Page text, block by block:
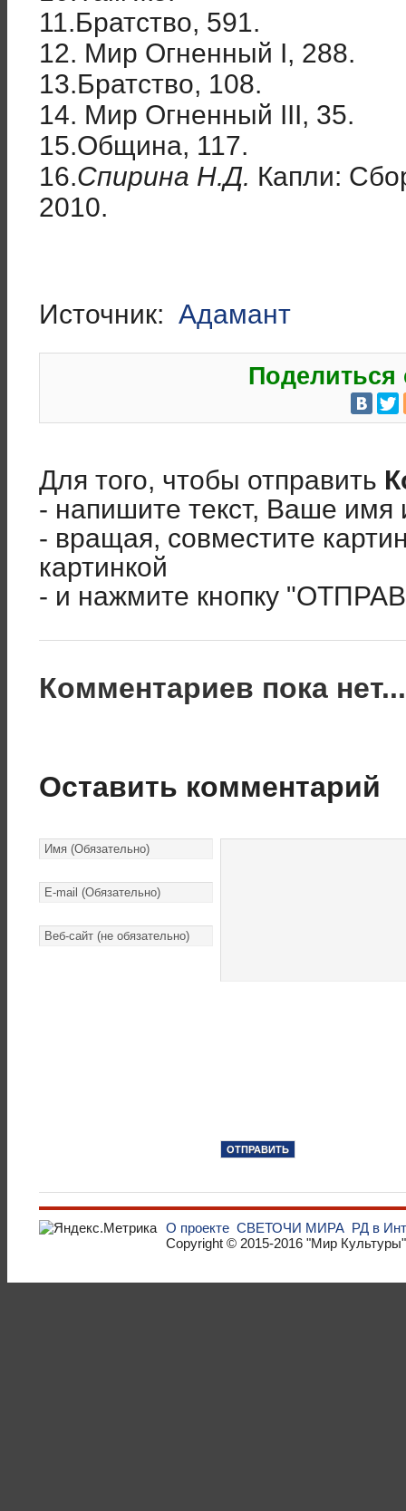
11.Братство, 591.
12. Мир Огненный I, 288.
13.Братство, 108.
14. Мир Огненный III, 35.
15.Община, 117.
16.Спирина Н.Д. Капли:
2010.
Источник: Адамант
Поделиться
Для того, чтобы отправить
- напишите текст, Ваше имя
- вращая, совместите
картинкой
- и нажмите кнопку
Комментариев пока
Оставить комментарий
О проекте СВЕТОЧИ МИРА РД в
Copyright © 2015-2016 "Мир Культуры"